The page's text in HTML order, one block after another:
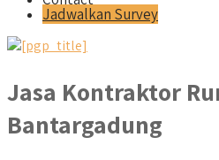
Jadwalkan Survey
Jasa Kontraktor
Bantargadung